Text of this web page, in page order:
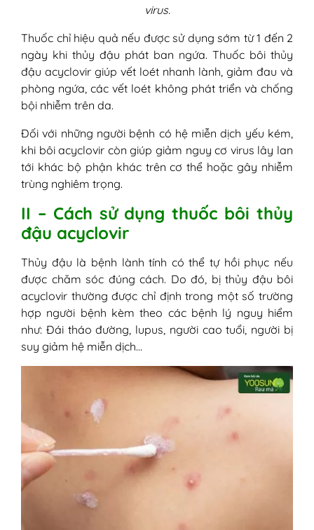
virus.
Thuốc chỉ hiệu quả nếu được sử dụng sớm từ 1 đến 2
ngày khi thủy đậu phát ban ngứa. Thuốc bôi thủy
đậu acyclovir giúp vết loét nhanh lành, giảm đau và
phòng ngứa, các vết loét không phát triển và chống
bội nhiễm trên da.
Đối với những người bệnh có hệ miễn dịch yếu kém,
khi bôi acyclovir còn giúp giảm nguy cơ virus lây lan
tới khác bộ phận khác trên cơ thể hoặc gây nhiễm
trùng nghiêm trọng.
II – Cách sử dụng thuốc bôi thủy
đậu acyclovir
Thủy đậu là bệnh lành tính có thể tự hồi phục nếu
được chăm sóc đúng cách. Do đó, bị thủy đậu bôi
acyclovir thường được chỉ định trong một số trường
hợp người bệnh kèm theo các bệnh lý nguy hiểm
như: Đái tháo đường, lupus, người cao tuổi, người bị
suy giảm hệ miễn dịch…